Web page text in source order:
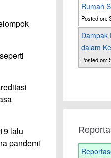
lalu
pandemi
Rumah
Posted on:
Dampak
dalam
Posted on: